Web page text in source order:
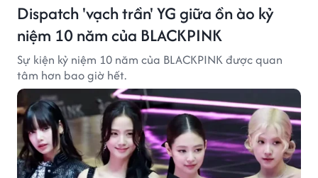
Dispatch 'vạch trần' YG giữa ồn ào kỷ
niệm 10 năm của BLACKPINK
Sự kiện kỷ niệm 10 năm của BLACKPINK được quan
tâm hơn bao giờ hết.